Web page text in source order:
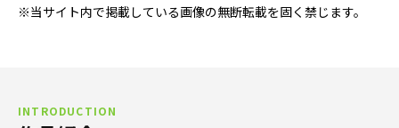
※当サイト内で掲載している画像の無断転載を固く禁じます。
INTRODUCTION